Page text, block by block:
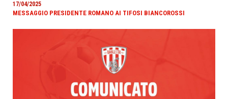
17/04/2025
MESSAGGIO PRESIDENTE ROMANO AI TIFOSI BIANCOROSSI